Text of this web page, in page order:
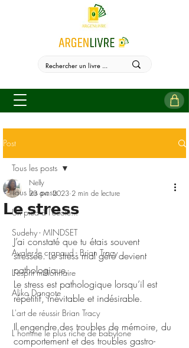
Post
Tous les posts
Un pied à l'école...
Sudehy - MINDSET
Avaler le crapaud - Brian Tracy
L'esprit millionnaire
Aliko Dangote
L'art de réussir Brian Tracy
L homme le plus riche de babylone
Tous les posts
𝗟𝗲 𝘀𝘁𝗿𝗲𝘀𝘀
Nelly
23 avr. 2023 2 min de lecture
J’ai constaté que tu étais souvent
stressée. Le stress mal géré devient
pathologique.
Le stress est pathologique lorsqu’il est
répétitif, inévitable et indésirable.
Il engendre des troubles de mémoire, du
comportement et des troubles gastro-